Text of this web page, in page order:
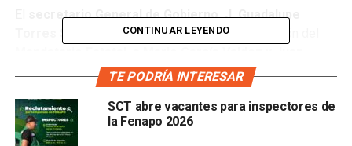
secretario General de Gobierno, J. Guadalupe
, tomó protesta, en representación del
Carlos Torres Cedillocomo nuevos titulares de las
secretarías deDesarrollo Económico (Sedeco) y de
Cultura (Secult), respectivamente, para dar continuidad a
los proyectos prioritarios en ambas dependencias.
CONTINUAR LEYENDO
TE PODRÍA INTERESAR
SCT abre vacantes para inspectores de
la Fenapo 2026